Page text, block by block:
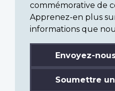
commémorative de
Apprenez-en plus
informations que
Envoyez-
Soumettre